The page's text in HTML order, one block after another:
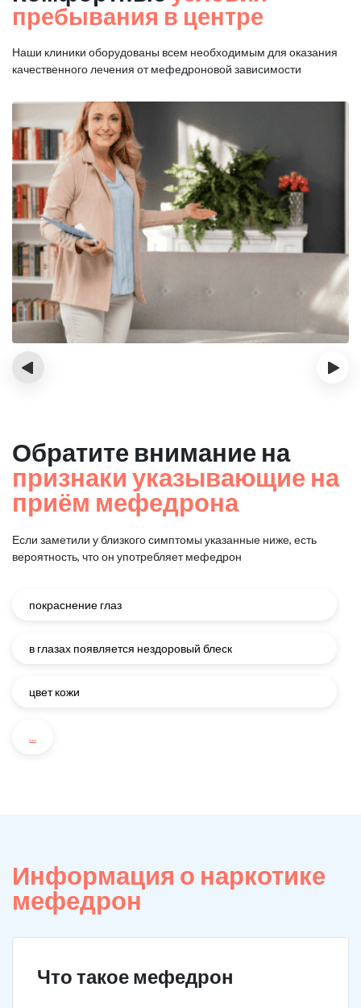
пребывания в центре
Наши клиники оборудованы всем необходимым для оказания
качественного лечения от мефедроновой зависимости
‹ ›
Обратите внимание на
признаки указывающие на
приём мефедрона
Если заметили у близкого симптомы указанные ниже, есть
вероятность, что он употребляет мефедрон
покраснение глаз
в глазах появляется нездоровый блеск
цвет кожи
...
Информация о наркотике
мефедрон
Что такое мефедрон